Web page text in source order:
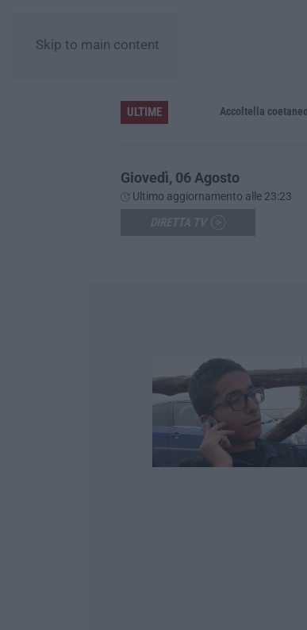
Skip to main content
ULTIME Accoltella coetaneo alla
Giovedì, 06 Agosto
Ultimo aggiornamento alle 23:23